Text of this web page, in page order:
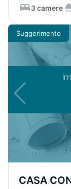
3 camere
Suggerimento
CASA